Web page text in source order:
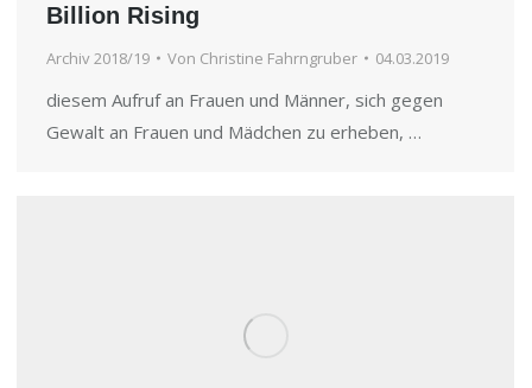
Billion Rising
Archiv 2018/19 Von Christine Fahrngruber 04.03.2019
diesem Aufruf an Frauen und Männer, sich gegen
Gewalt an Frauen und Mädchen zu erheben, …